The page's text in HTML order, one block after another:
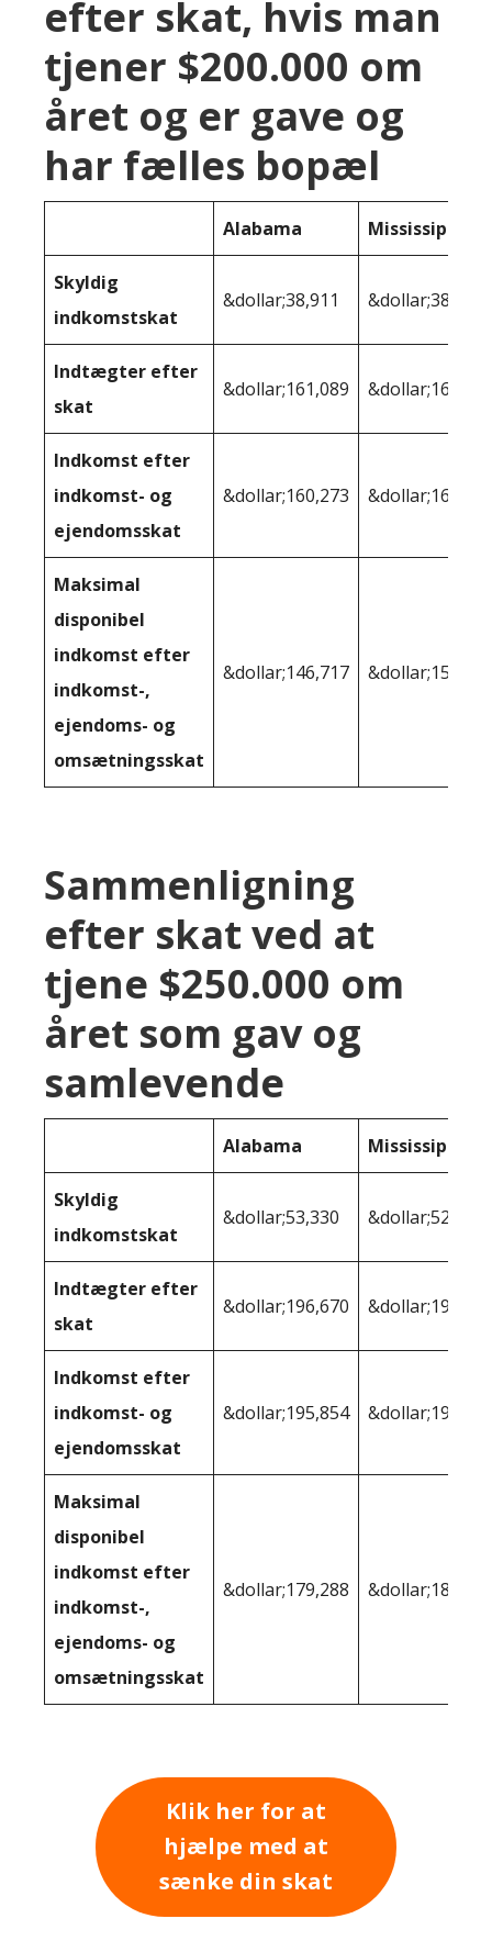
efter skat, hvis man
tjener $200.000 om
året og er gave og
har fælles bopæl
Alabama Mississippi
Skyldig
indkomstskat
&dollar;38,911 &dollar;38,406
Indtægter efter
skat
&dollar;161,089
Indkomst efter
indkomst- og
ejendomsskat
&dollar;160,273
Maksimal
disponibel
indkomst efter
indkomst-,
ejendoms- og
omsætningsskat
&dollar;146,717
Sammenligning
efter skat ved at
tjene $250.000 om
året som gav og
samlevende
Alabama Mississippi
Skyldig
indkomstskat
&dollar;53,330 &dollar;52,825
Indtægter efter
skat
&dollar;196,670
Indkomst efter
indkomst- og
ejendomsskat
&dollar;195,854
Maksimal
disponibel
indkomst efter
indkomst-,
ejendoms- og
omsætningsskat
&dollar;179,288
Klik her for at
hjælpe med at
sænke din skat